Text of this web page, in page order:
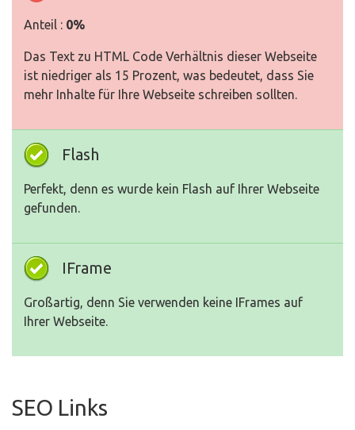
Anteil : 0%
Das Text zu HTML Code Verhältnis dieser Webseite
ist niedriger als 15 Prozent, was bedeutet, dass Sie
mehr Inhalte für Ihre Webseite schreiben sollten.
Flash
Perfekt, denn es wurde kein Flash auf Ihrer Webseite
gefunden.
IFrame
Großartig, denn Sie verwenden keine IFrames auf
Ihrer Webseite.
SEO Links